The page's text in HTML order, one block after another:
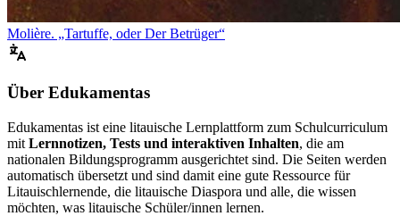
Molière. „Tartuffe, oder Der Betrüger“
Über Edukamentas
Edukamentas ist eine litauische Lernplattform zum Schulcurriculum
mit Lernnotizen, Tests und interaktiven Inhalten, die am
nationalen Bildungsprogramm ausgerichtet sind. Die Seiten werden
automatisch übersetzt und sind damit eine gute Ressource für
Litauischlernende, die litauische Diaspora und alle, die wissen
möchten, was litauische Schüler/innen lernen.